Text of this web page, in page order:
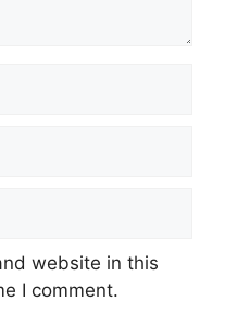
website in this
I comment.